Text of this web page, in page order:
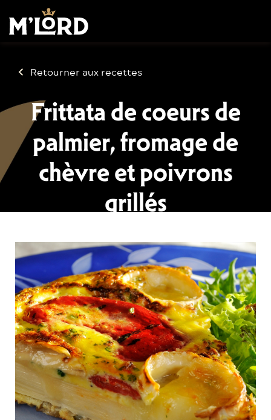
Retourner aux recettes
Frittata de coeurs de
palmier, fromage de
chèvre et poivrons
grillés